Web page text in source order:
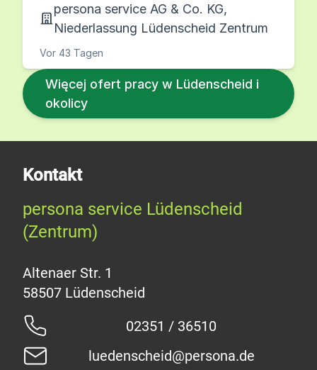
persona service AG & Co. KG,
Niederlassung Lüdenscheid Zentrum
Vor 43 Tagen
Więcej ofert pracy w Lüdenscheid i
okolicy
Kontakt
persona service Lüdenscheid
(Zentrum)
Altenaer Str. 1
02351 / 36510
luedenscheid@persona.de